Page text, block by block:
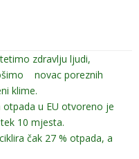
zdravlju ljudi,
novac poreznih
klime.
u EU otvoreno je
10 mjesta.
čak 27 % otpada, a